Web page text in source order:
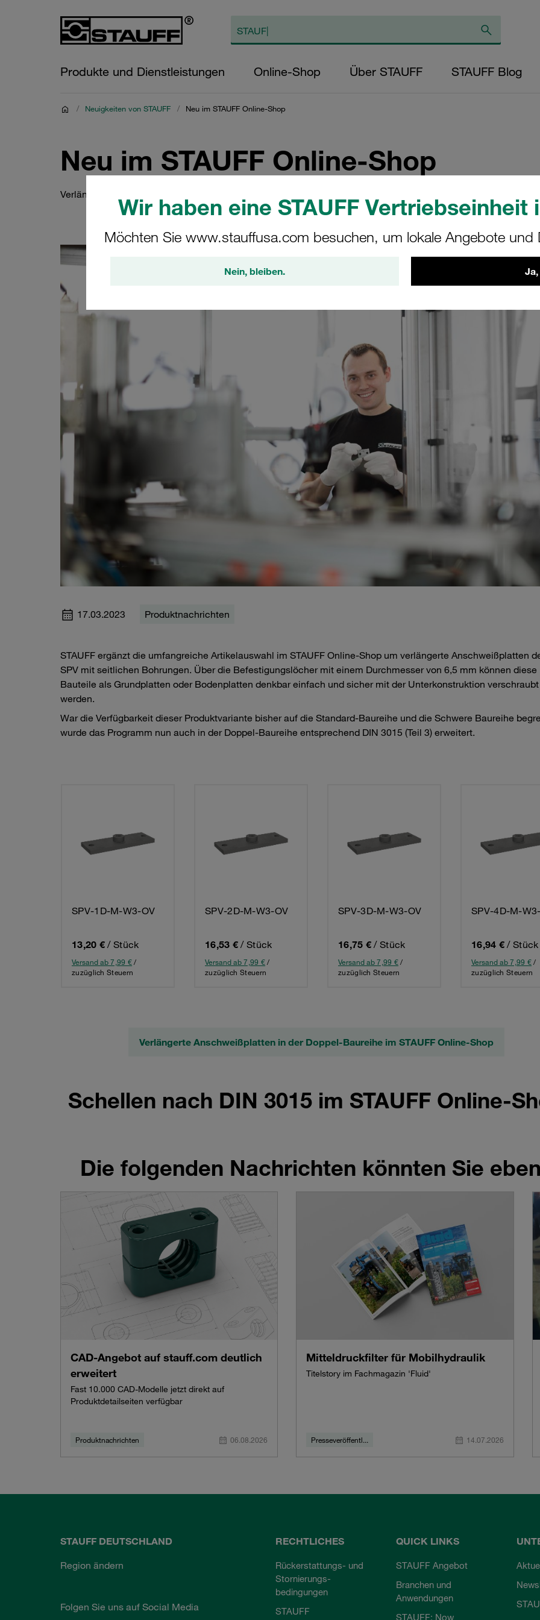
Wir haben eine STAUFF Vertriebseinheit
Möchten Sie www.stauffusa.com besuchen, um lokale Angebote und
Nein, bleiben.
Produkte und Dienstleistungen Online-Shop Über STAUFF STAUFF Blog
/ Neuigkeiten von STAUFF / Neu im STAUFF Online-Shop
Neu im STAUFF Online-Shop
Verlängerte Anschweißplatten nun auch für Schellen in der Doppel-Baureihe
17.03.2023 Produktnachrichten
STAUFF ergänzt die umfangreiche Artikelauswahl im STAUFF Online-Shop um verlängerte Anschweißplatten
SPV mit seitlichen Bohrungen. Über die Befestigungslöcher mit einem Durchmesser von 6,5 mm können diese
Bauteile als Grundplatten oder Bodenplatten denkbar einfach und sicher mit der Unterkonstruktion verschraubt
werden.
War die Verfügbarkeit dieser Produktvariante bisher auf die Standard-Baureihe und die Schwere Baureihe
wurde das Programm nun auch in der Doppel-Baureihe entsprechend DIN 3015 (Teil 3) erweitert.
SPV-1D-M-W3-OV
13,20 € / Stück
Versand ab 7,99 €/
zuzüglich Steuern
SPV-2D-M-W3-OV
16,53 € / Stück
Versand ab 7,99 €/
zuzüglich Steuern
SPV-3D-M-W3-OV
16,75 € / Stück
Versand ab 7,99 €/
zuzüglich Steuern
SPV-4D-M-
16,94 € / Stück
Versand ab 7,99 €/
zuzüglich Steuern
Verlängerte Anschweißplatten in der Doppel-Baureihe im STAUFF Online-Shop
Schellen nach DIN 3015 im STAUFF Online-
Die folgenden Nachrichten könnten Sie
CAD-Angebot auf stauff.com deutlich
erweitert
Fast 10.000 CAD-Modelle jetzt direkt auf
Produktdetailseiten verfügbar
Produktnachrichten 06.08.2026
Mitteldruckfilter für Mobilhydraulik
Titelstory im Fachmagazin 'Fluid'
Presseveröffentl... 14.07.2026
STAUFF DEUTSCHLAND
Region ändern
Folgen Sie uns auf Social Media
RECHTLICHES
Rückerstattungs- und
Stornierungs-
bedingungen
STAUFF
QUICK LINKS
STAUFF Angebot
Branchen und
Anwendungen
STAUFF: Now